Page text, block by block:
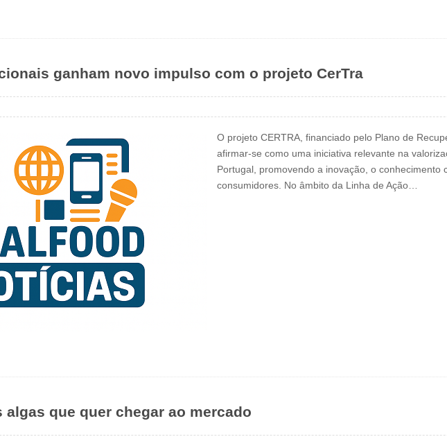
ganham novo impulso com o projeto CerTra
O projeto CERTRA, financiado pelo Plano de
afirmar-se como uma iniciativa relevante na
Portugal, promovendo a inovação, o
consumidores. No âmbito da Linha de Ação…
algas que quer chegar ao mercado